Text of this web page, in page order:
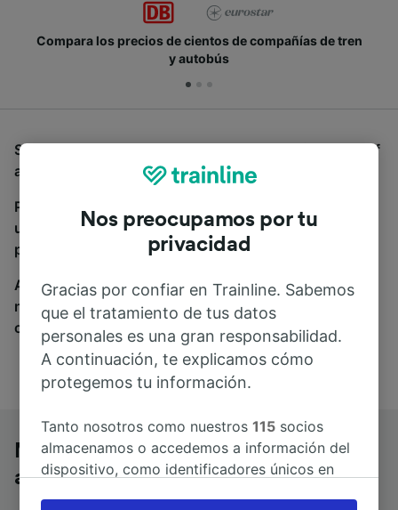
Compara los precios de cientos de compañías de tren
y autobús
Si estás buscando autobuses de Münster (Westf) Hbf
a Erfurt Hbf, estás en el sitio adecuado.
Para encontrar billetes de autobús, simplemente haz
una búsqueda y nosotros compararemos horarios y
precios tanto de tren como de autobús.
A donde quiera que vayas, tu viaje empieza con
nosotros. Encuentra billetes de más de 170
compañías de tren y autobús.
Münster (Westf) Hbf a Erfurt Hbf en
autobús
Nos preocupamos por tu
privacidad
Gracias por confiar en Trainline. Sabemos
que el tratamiento de tus datos
personales es una gran responsabilidad.
A continuación, te explicamos cómo
protegemos tu información.
Tanto nosotros como nuestros115 socios
almacenamos o accedemos a información del
dispositivo, como identificadores únicos en